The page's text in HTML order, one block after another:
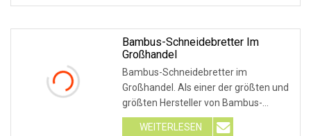
Bambus-Schneidebretter Im
Großhandel
Bambus-Schneidebretter im
Großhandel. Als einer der größten und
größten Hersteller von Bambus-
Schneidebrettern und Bamb
WEITERLESEN